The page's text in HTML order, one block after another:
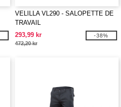
VELILLA VL290 - SALOPETTE DE
TRAVAIL
293,99 kr
472,20 kr
-38%